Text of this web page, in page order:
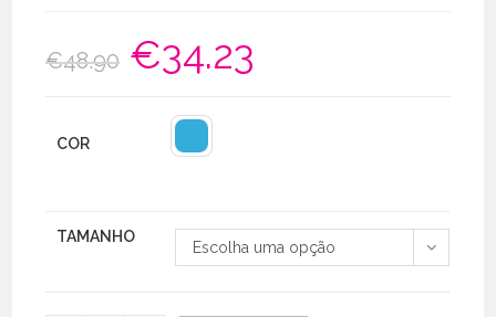
€48.90
O
preço
original
€34.23
COR
TAMANHO
Escolha uma opção